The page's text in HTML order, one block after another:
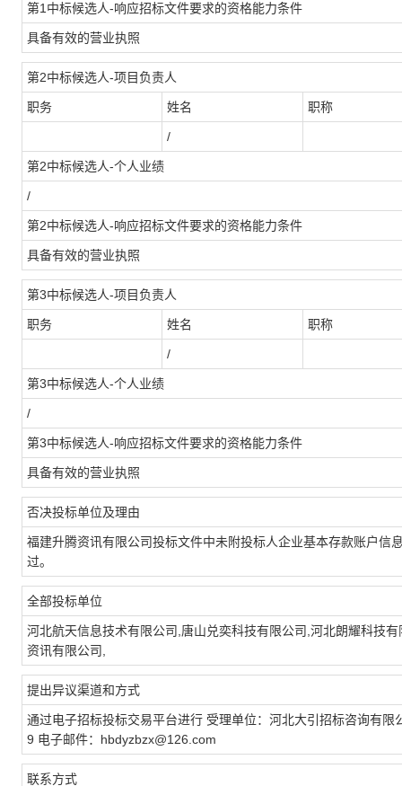
第1中标候选人-响应招标文件要求的资格能力条件
具备有效的营业执照
第2中标候选人-项目负责人
职务 姓名 职称
/
第2中标候选人-个人业绩
/
第2中标候选人-响应招标文件要求的资格能力条件
具备有效的营业执照
第3中标候选人-项目负责人
职务 姓名 职称
/
第3中标候选人-个人业绩
/
第3中标候选人-响应招标文件要求的资格能力条件
具备有效的营业执照
否决投标单位及理由
福建升腾资讯有限公司投标文件中未附投标人企业基本存款账户
过。
全部投标单位
河北航天信息技术有限公司,唐山兑奕科技有限公司,河北朗耀科技
资讯有限公司,
提出异议渠道和方式
通过电子招标投标交易平台进行 受理单位：河北大引招标咨询有
9 电子邮件：hbdyzbzx@126.com
联系方式